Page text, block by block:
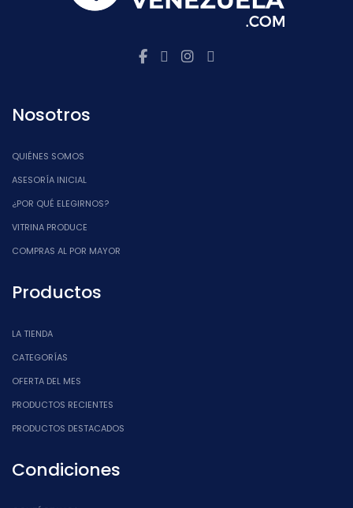
Nosotros
QUIÉNES SOMOS
ASESORÍA INICIAL
¿POR QUÉ ELEGIRNOS?
VITRINA PRODUCE
COMPRAS AL POR MAYOR
Productos
LA TIENDA
CATEGORÍAS
OFERTA DEL MES
PRODUCTOS RECIENTES
PRODUCTOS DESTACADOS
Condiciones